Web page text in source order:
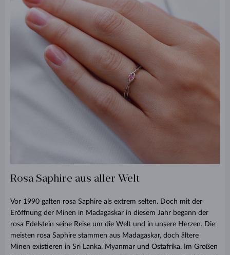
Rosa Saphire aus aller Welt
Vor 1990 galten rosa Saphire als extrem selten. Doch mit der
Eröffnung der Minen in Madagaskar in diesem Jahr begann der
rosa Edelstein seine Reise um die Welt und in unsere Herzen. Die
meisten rosa Saphire stammen aus Madagaskar, doch ältere
Minen existieren in Sri Lanka, Myanmar und Ostafrika. Im Großen